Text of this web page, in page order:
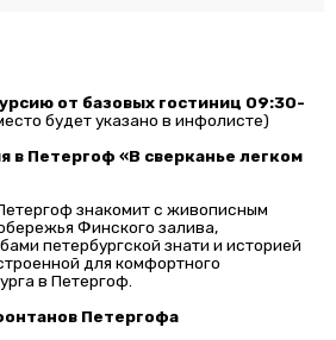
от базовых гостиниц 09:30-
будет указано в инфолисте)
в Петергоф «В сверканье легком
знакомит с живописным
Финского залива,
петербургской знати и историей
для комфортного
в Петергоф.
Петергофа